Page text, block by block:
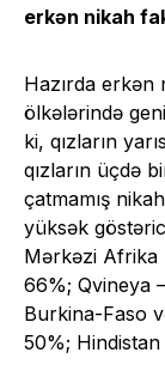
erkən nikah
Hazırda
ölkələrində
ki, qızların
qızların üçdə
çatmamış
yüksək
Mərkəzi Afrika
66%; Qvineya
Burkina-Faso
50%;